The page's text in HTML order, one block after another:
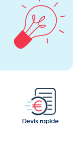
Devis rapide